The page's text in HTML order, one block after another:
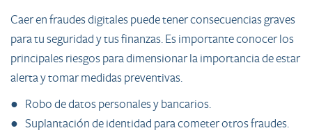
Caer en fraudes digitales puede tener consecuencias graves
para tu seguridad y tus finanzas. Es importante conocer los
principales riesgos para dimensionar la importancia de estar
alerta y tomar medidas preventivas.
● Robo de datos personales y bancarios.
● Suplantación de identidad para cometer otros fraudes.